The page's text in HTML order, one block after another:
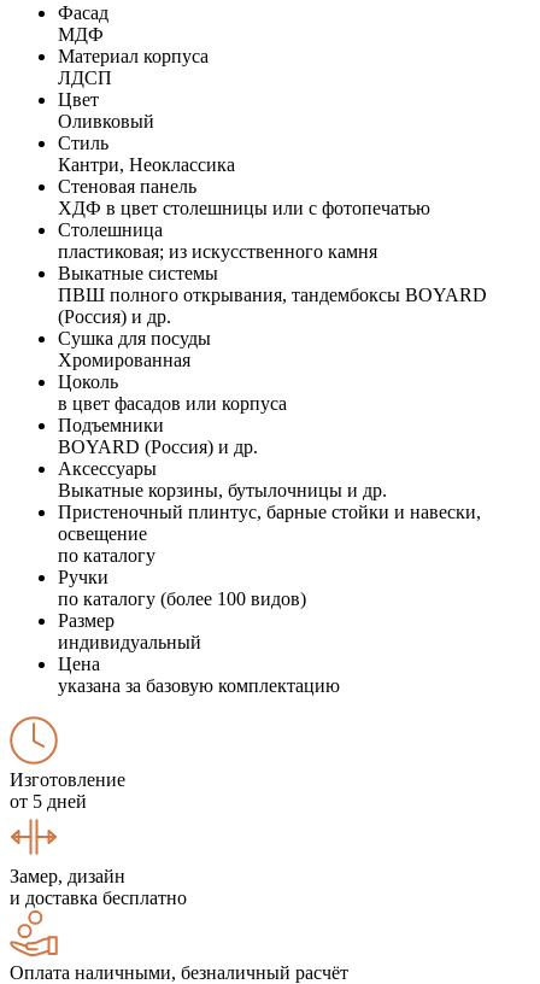
Фасад
МДФ
Материал корпуса
ЛДСП
Цвет
Оливковый
Стиль
Кантри, Неоклассика
Стеновая панель
ХДФ в цвет столешницы или с фотопечатью
Столешница
пластиковая; из искусственного камня
Выкатные системы
ПВШ полного открывания, тандембоксы BOYARD
(Россия) и др.
Сушка для посуды
Хромированная
Цоколь
в цвет фасадов или корпуса
Подъемники
BOYARD (Россия) и др.
Аксессуары
Выкатные корзины, бутылочницы и др.
Пристеночный плинтус, барные стойки и навески,
освещение
по каталогу
Ручки
по каталогу (более 100 видов)
Размер
индивидуальный
Цена
указана за базовую комплектацию
Изготовление
от 5 дней
Замер, дизайн
и доставка бесплатно
Оплата наличными, безналичный расчёт